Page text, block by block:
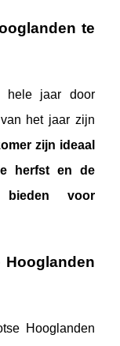
te
hele jaar door
het jaar zijn
zijn ideaal
herfst en de
bieden voor
Hooglanden